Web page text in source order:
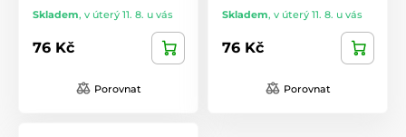
Skladem, v úterý 11. 8. u vás
76 Kč
Porovnat
Skladem, v úterý 11. 8. u vás
76 Kč
Porovnat